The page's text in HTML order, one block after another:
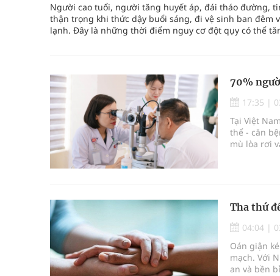
Người cao tuổi, người tăng huyết áp, đái tháo đường,
thận trọng khi thức dậy buổi sáng, đi vệ sinh ban đêm
lạnh. Đây là những thời điểm nguy cơ đột qụy có thể
70%
17:35 |
Tại Việt
thể - căn
mù lòa rơi
Tha thứ
04:04 |
Oán giận
mạch. Với
an và bền